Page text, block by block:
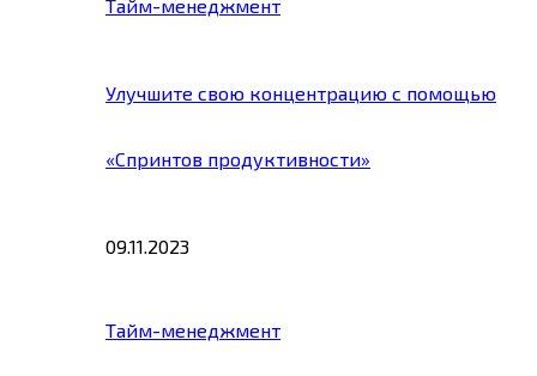
Тайм-менеджмент
Улучшите свою концентрацию с помощью
«Спринтов продуктивности»
09.11.2023
Тайм-менеджмент